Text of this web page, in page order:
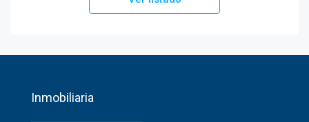
Inmobiliaria